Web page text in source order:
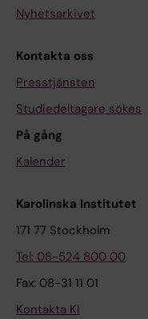
Nyhetsarkivet
Kontakta oss
Presstjänsten
Studiedeltagare sökes
På gång
Kalender
Karolinska Institutet
171 77 Stockholm
Tel: 08-524 800 00
Fax: 08-31 11 01
Kontakta KI